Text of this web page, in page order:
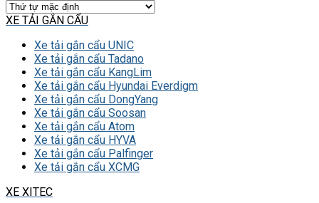
XE TẢI GẮN CẨU
Xe tải gắn cẩu UNIC
Xe tải gắn cẩu Tadano
Xe tải gắn cẩu KangLim
Xe tải gắn cẩu Hyundai Everdigm
Xe tải gắn cẩu DongYang
Xe tải gắn cẩu Soosan
Xe tải gắn cẩu Atom
Xe tải gắn cẩu HYVA
Xe tải gắn cẩu Palfinger
Xe tải gắn cẩu XCMG
XE XITEC